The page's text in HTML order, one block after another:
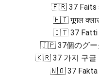
🇫🇷 37 Faits
🇭🇮 गूगल
🇮🇹 37 Fatti
🇯🇵 37個のグー
🇰🇷 37 가지 구글
🇳🇴 37 Fakta